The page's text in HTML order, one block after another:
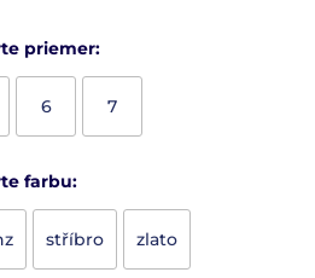
priemer:
6 7
farbu:
stříbro zlato